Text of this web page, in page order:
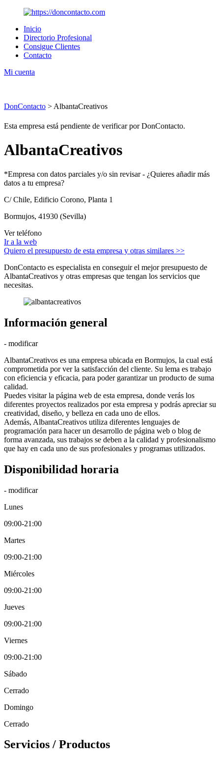
Inicio
Directorio Profesional
Consigue Clientes
Contacto
Mi cuenta
DonContacto > AlbantaCreativos
Esta empresa está pendiente de verificar por DonContacto.
AlbantaCreativos
*Empresa con datos parciales y/o sin revisar - ¿Quieres añadir más
datos a tu empresa?
C/ Chile, Edificio Corono, Planta 1
Bormujos, 41930 (Sevilla)
Ver teléfono
Ir a la web
Quiero el presupuesto de esta empresa y otras similares >>
DonContacto es especialista en conseguir el mejor presupuesto de
AlbantaCreativos y otras empresas que tengan los servicios que
necesitas.
Información general
- modificar
AlbantaCreativos es una empresa ubicada en Bormujos, la cual está
comprometida por ver la satisfacción del cliente. Su lema es trabajo
con eficiencia y eficacia, para poder garantizar un producto de suma
calidad.
Puedes visitar la página web de esta empresa, donde verás los
diferentes proyectos realizados por esta empresa y podrás apreciar su
creatividad, diseño, y belleza en cada uno de ellos.
Además, AlbantaCreativos utiliza diferentes lenguajes de
programación para hacer un desarrollo de página web o blog de
forma avanzada, sus trabajos se deben a la calidad y profesionalismo
que hay en cada uno de sus profesionales y programas utilizados.
Disponibilidad horaria
- modificar
Lunes
09:00-21:00
Martes
09:00-21:00
Miércoles
09:00-21:00
Jueves
09:00-21:00
Viernes
09:00-21:00
Sábado
Cerrado
Domingo
Cerrado
Servicios / Productos